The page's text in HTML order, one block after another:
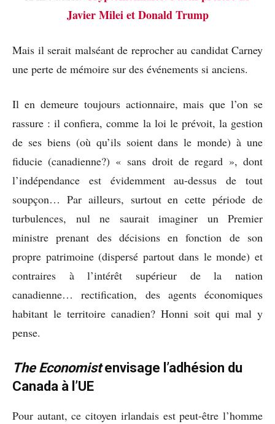
Javier Milei et Donald Trump
Mais il serait malséant de reprocher au candidat Carney
une perte de mémoire sur des événements si anciens.
Il en demeure toujours actionnaire, mais que l’on se
rassure : il confiera, comme la loi le prévoit, la gestion
de ses biens (où qu’ils soient dans le monde) à une
fiducie (canadienne?) « sans droit de regard », dont
l’indépendance est évidemment au-dessus de tout
soupçon… Par ailleurs, surtout en cette période de
turbulences, nul ne saurait imaginer un Premier
ministre prenant des décisions en fonction de son
propre patrimoine (dispersé partout dans le monde) et
contraires à l’intérêt supérieur de la nation
canadienne… rectification, des agents économiques
habitant le territoire canadien? Honni soit qui mal y
pense.
The Economistenvisage l’adhésion du
Canada à l’UE
Pour autant, ce citoyen irlandais est peut-être l’homme